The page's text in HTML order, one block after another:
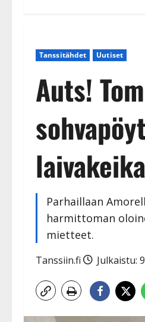
Tanssitähdet Uutiset
Auts!
Parhaillaan
harmittoman
mietteet.
Tanssiin.fi Julkaistu: